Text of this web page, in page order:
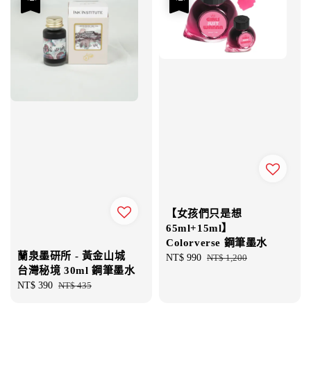
蘭泉墨研所 - 黃金山城
台灣秘境 30ml 鋼筆墨水
Sale
NT$ 390 Regular
NT$ 435
【女孩們只是想
65ml+15ml】
Colorverse 鋼筆墨水
Sale
NT$ 990 Regular
NT$ 1,200